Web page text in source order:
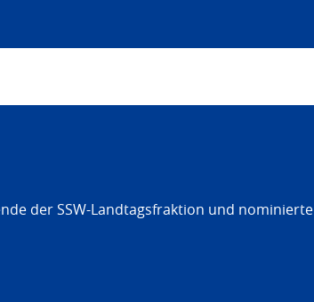
der SSW-Landtagsfraktion und nominierte